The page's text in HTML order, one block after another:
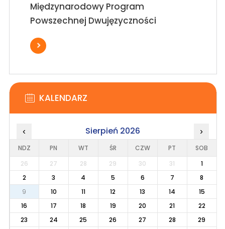
Międzynarodowy Program
Powszechnej Dwujęzyczności
KALENDARZ
‹ Sierpień 2026 ›
NDZ PN WT ŚR CZW PT
SOB
26
27 28 29 30 31
1
2
3 4 5 6 7
8
9
10 11 12 13 14
15
16
17 18 19 20 21
22
23
24 25 26 27 28
29